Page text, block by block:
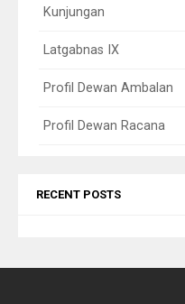
Kunjungan
Latgabnas IX
Profil Dewan Ambalan
Profil Dewan Racana
RECENT POSTS